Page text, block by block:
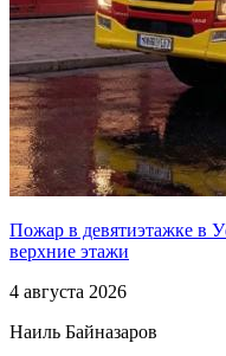
Пожар в девятиэтажке в
верхние этажи
4 августа 2026
Наиль Байназаров